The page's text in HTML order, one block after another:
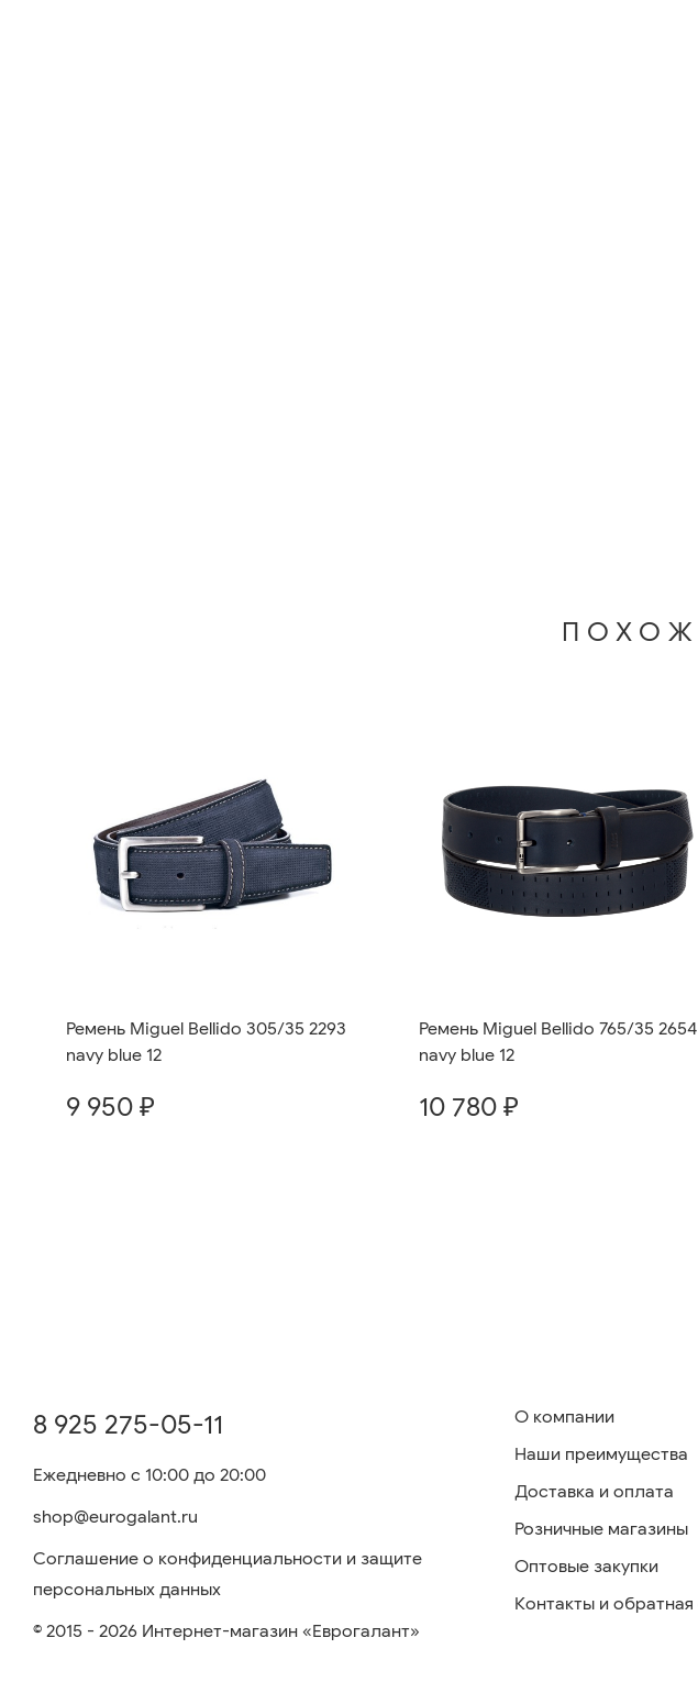
Ремень Miguel Bellido 305/35 2293
navy blue 12
9 950 ₽
Ремень Miguel Bellido 765/35 2654
navy blue 12
10 780 ₽
8 925 275-05-11
Ежедневно с 10:00 до 20:00
shop@eurogalant.ru
Соглашение о конфиденциальности и защите
персональных данных
© 2015 - 2026 Интернет-магазин «Еврогалант»
О компании
Наши преимущества
Доставка и оплата
Розничные магазины
Оптовые закупки
Контакты и обратная